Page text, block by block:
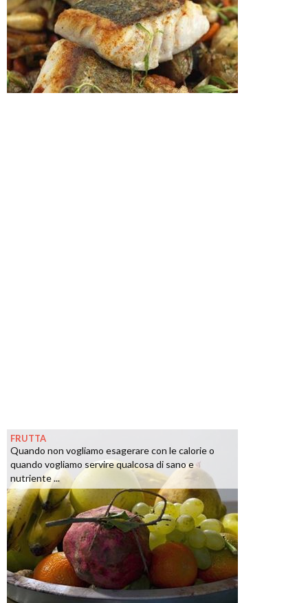
FRUTTA
Quando non vogliamo esagerare con le calorie o
quando vogliamo servire qualcosa di sano e
nutriente ...